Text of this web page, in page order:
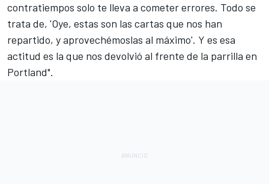
contratiempos solo te lleva a cometer errores. Todo se
trata de, 'Oye, estas son las cartas que nos han
repartido, y aprovechémoslas al máximo'. Y es esa
actitud es la que nos devolvió al frente de la parrilla en
Portland".